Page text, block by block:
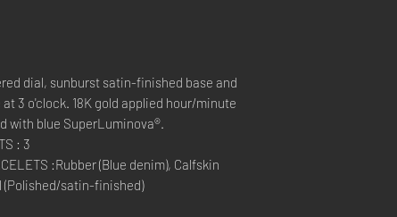
dial, sunburst satin-finished base and
3 o'clock. 18K gold applied hour/minute
with blue SuperLuminova®.
: 3
:Rubber (Blue denim), Calfskin
(Polished/satin-finished)